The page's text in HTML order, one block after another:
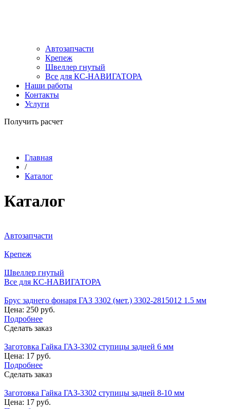
Автозапчасти
Крепеж
Швеллер гнутый
Все для КС-НАВИГАТОРА
Наши работы
Контакты
Услуги
Получить расчет
Главная
/
Каталог
Каталог
Автозапчасти
Крепеж
Швеллер гнутый
Все для КС-НАВИГАТОРА
Брус заднего фонаря ГАЗ 3302 (мет.) 3302-2815012 1.5 мм
Цена: 250 руб.
Подробнее
Сделать заказ
Заготовка Гайка ГАЗ-3302 ступицы задней 6 мм
Цена: 17 руб.
Подробнее
Сделать заказ
Заготовка Гайка ГАЗ-3302 ступицы задней 8-10 мм
Цена: 17 руб.